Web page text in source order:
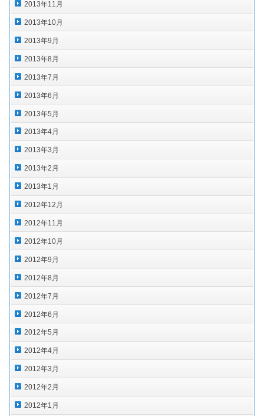
2013年11月
2013年10月
2013年9月
2013年8月
2013年7月
2013年6月
2013年5月
2013年4月
2013年3月
2013年2月
2013年1月
2012年12月
2012年11月
2012年10月
2012年9月
2012年8月
2012年7月
2012年6月
2012年5月
2012年4月
2012年3月
2012年2月
2012年1月